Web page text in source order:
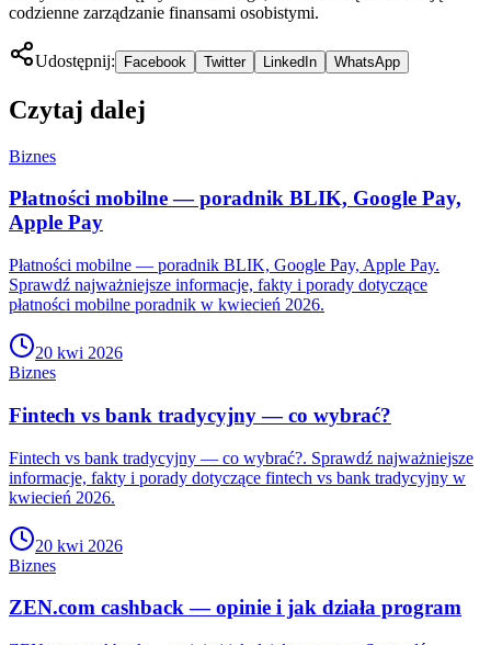
codzienne zarządzanie finansami osobistymi.
Udostępnij: Facebook Twitter LinkedIn WhatsApp
Czytaj dalej
Biznes
Płatności mobilne — poradnik BLIK, Google Pay,
Apple Pay
Płatności mobilne — poradnik BLIK, Google Pay, Apple Pay.
Sprawdź najważniejsze informacje, fakty i porady dotyczące
płatności mobilne poradnik w kwiecień 2026.
20 kwi 2026
Biznes
Fintech vs bank tradycyjny — co wybrać?
Fintech vs bank tradycyjny — co wybrać?. Sprawdź najważniejsze
informacje, fakty i porady dotyczące fintech vs bank tradycyjny w
kwiecień 2026.
20 kwi 2026
Biznes
ZEN.com cashback — opinie i jak działa program